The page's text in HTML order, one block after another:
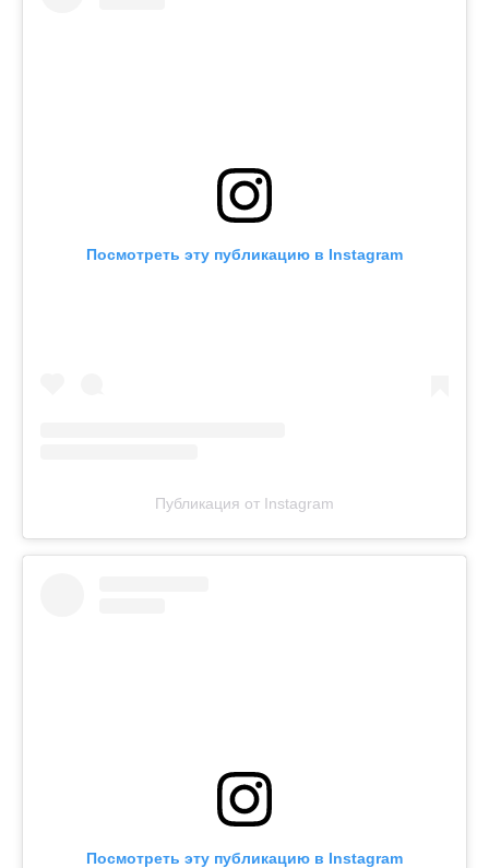
Посмотреть эту публикацию в Instagram
Публикация от Instagram
Посмотреть эту публикацию в Instagram